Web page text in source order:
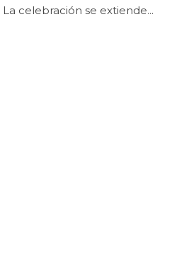
celebración se extiende...